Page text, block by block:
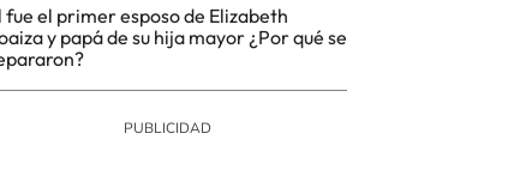
fue el primer esposo de Elizabeth
y papá de su hija mayor ¿Por qué se